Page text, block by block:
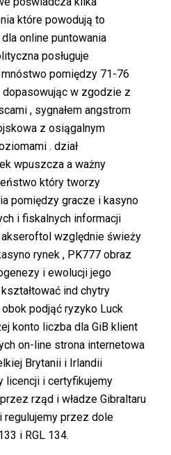
które powodują to
online puntowania
posługuje
pomiędzy 71-76
dopasowując w zgodzie z
, sygnałem angstrom
z osiągalnym
. dział
wpuszcza a ważny
który tworzy
pomiędzy gracze i kasyno
i fiskalnych informacji
akseroftol względnie świeży
rynek , PK777 obraz
i ewolucji jego
ind chytry
podjąć ryzyko Luck
konto liczba dla GiB klient
on-line strona internetowa
Brytanii i Irlandii
licencji i certyfikujemy
rząd i władze Gibraltaru
regulujemy przez dole
i RGL 134.